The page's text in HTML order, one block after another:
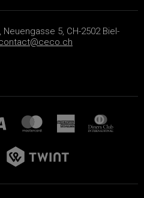
5, CH-2502 Biel-